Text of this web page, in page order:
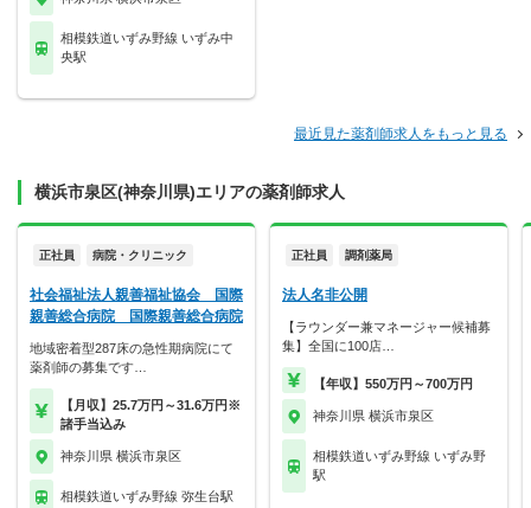
相模鉄道いずみ野線 いずみ中
央駅
最近見た薬剤師求人をもっと見る
横浜市泉区(神奈川県)エリアの薬剤師求人
正社員 病院・クリニック
社会福祉法人親善福祉協会 国際
親善総合病院 国際親善総合病院
地域密着型287床の急性期病院にて
薬剤師の募集です…
【月収】25.7万円～31.6万円※
諸手当込み
神奈川県 横浜市泉区
相模鉄道いずみ野線 弥生台駅
正社員 調剤薬局
法人名非公開
【ラウンダー兼マネージャー候補募
集】全国に100店…
【年収】550万円～700万円
神奈川県 横浜市泉区
相模鉄道いずみ野線 いずみ野
駅